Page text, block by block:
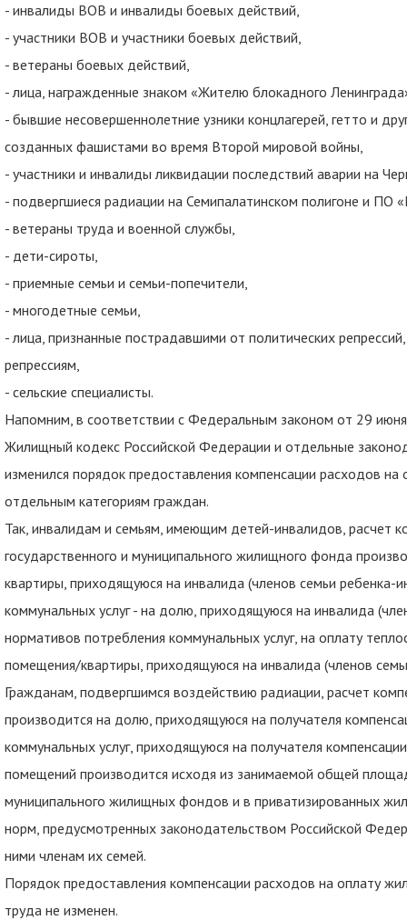
- инвалиды ВОВ и инвалиды боевых действий,
- участники ВОВ и участники боевых действий,
- ветераны боевых действий,
- лица, награжденные знаком «Жителю блокадного
- бывшие несовершеннолетние узники концлагерей, гетто и
созданных фашистами во время Второй мировой войны,
- участники и инвалиды ликвидации последствий аварии на
- подвергшиеся радиации на Семипалатинском полигоне и ПО
- ветераны труда и военной службы,
- дети-сироты,
- приемные семьи и семьи-попечители,
- многодетные семьи,
- лица, признанные пострадавшими от политических
репрессиям,
- сельские специалисты.
Напомним, в соответствии с Федеральным законом от 29
Жилищный кодекс Российской Федерации и отдельные
изменился порядок предоставления компенсации расходов
отдельным категориям граждан.
Так, инвалидам и семьям, имеющим детей-инвалидов, расчет
государственного и муниципального жилищного фонда
квартиры, приходящуюся на инвалида (членов семьи ребенка-
коммунальных услуг - на долю, приходящуюся на инвалида
нормативов потребления коммунальных услуг, на оплату
помещения/квартиры, приходящуюся на инвалида (членов
Гражданам, подвергшимся воздействию радиации, расчет
производится на долю, приходящуюся на получателя
коммунальных услуг, приходящуюся на получателя
помещений производится исходя из занимаемой общей
муниципального жилищных фондов и в приватизированных
норм, предусмотренных законодательством Российской
ними членам их семей.
Порядок предоставления компенсации расходов на оплату
труда не изменен.